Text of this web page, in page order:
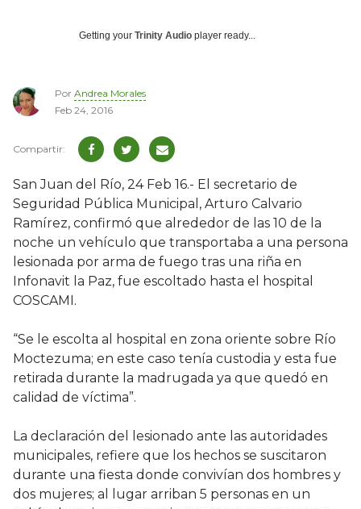
Getting your Trinity Audio player ready...
Por Andrea Morales
Feb 24, 2016
San Juan del Río, 24 Feb 16.- El secretario de
Seguridad Pública Municipal, Arturo Calvario
Ramírez, confirmó que alrededor de las 10 de la
noche un vehículo que transportaba a una persona
lesionada por arma de fuego tras una riña en
Infonavit la Paz, fue escoltado hasta el hospital
COSCAMI.
“Se le escolta al hospital en zona oriente sobre Río
Moctezuma; en este caso tenía custodia y esta fue
retirada durante la madrugada ya que quedó en
calidad de víctima”.
La declaración del lesionado ante las autoridades
municipales, refiere que los hechos se suscitaron
durante una fiesta donde convivían dos hombres y
dos mujeres; al lugar arriban 5 personas en un